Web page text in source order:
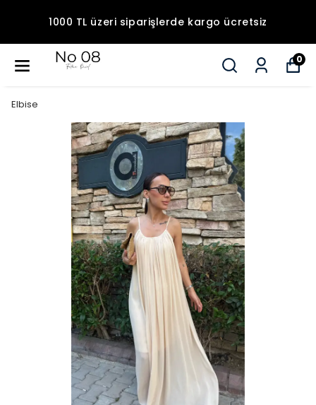
1000 TL üzeri siparişlerde kargo ücretsiz
0
Elbise